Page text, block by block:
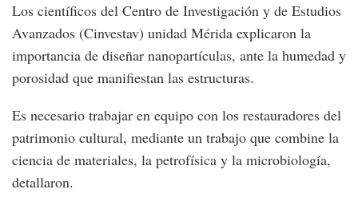
Los científicos del Centro de Investigación y de Estudios
Avanzados (Cinvestav) unidad Mérida explicaron la
importancia de diseñar nanopartículas, ante la humedad y
porosidad que manifiestan las estructuras.
Es necesario trabajar en equipo con los restauradores del
patrimonio cultural, mediante un trabajo que combine la
ciencia de materiales, la petrofísica y la microbiología,
detallaron.